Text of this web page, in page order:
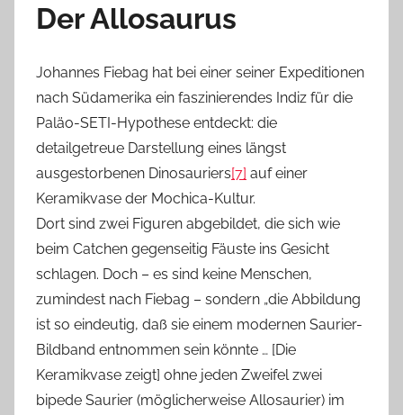
Der Allosaurus
Johannes Fiebag hat bei einer seiner Expeditionen
nach Südamerika ein faszinierendes Indiz für die
Paläo-SETI-Hypothese entdeckt: die
detailgetreue Darstellung eines längst
ausgestorbenen Dinosauriers[7] auf einer
Keramikvase der Mochica-Kultur.
Dort sind zwei Figuren abgebildet, die sich wie
beim Catchen gegenseitig Fäuste ins Gesicht
schlagen. Doch – es sind keine Menschen,
zumindest nach Fiebag – sondern „die Abbildung
ist so eindeutig, daß sie einem modernen Saurier-
Bildband entnommen sein könnte … [Die
Keramikvase zeigt] ohne jeden Zweifel zwei
bipede Saurier (möglicherweise Allosaurier) im